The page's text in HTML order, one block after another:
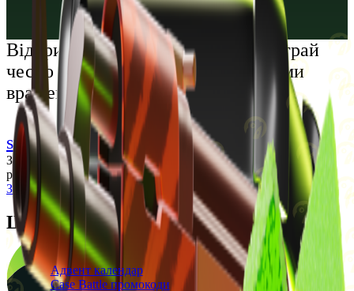
Українська
Відкрий світ преміальних розваг: грай
чесно та насолоджуйся унікальними
враженнями
support@cs-wiki.org
Заходячи на цей сайт, ви підтверджуєте, що виповнилося 18
років. Проблеми із азартними іграми?
Звернеться по допомогу
Щоденні бонуси
Свіжі промокоди
Адвент календар
Case Battle промокоди